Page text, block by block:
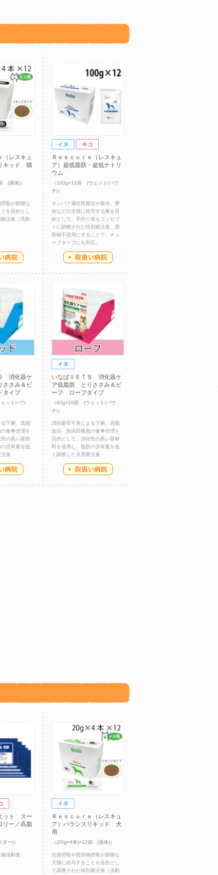
（レスキュ
キッド 猫
(液体)）
取が困難な
を目的とし
法食（流動
Ｒｅｓｃｕｒｅ（レスキュ
ア）超低脂肪・超低ナトリ
ウム
（100g×12袋 (ウェット/パウ
チ)）
タンパク漏出性腸症や腹水、膵
炎などの犬猫に給与する事を目
的として、手作り食をコンセプ
トに調整された特別療法食。固
形物不使用にすることで、チュ
ーブタイプにも対応。
消化器ケ
さみ＆ビ
タイプ
ット/パウ
下痢、高脂
食事管理を
の高い原材
含有量を低
食
いなばＶＥＴＳ 消化器ケ
ア低脂肪 とりささみ＆ビ
ーフ ローフタイプ
（60g×16袋 (ウェット/パウ
チ)）
消化吸収不良による下痢、高脂
血症、疾病回復期の食事管理を
目的として、消化性の高い原材
料を使用し、脂肪の含有量を低
く調整した犬用療法食
ット スー
リー／高脂
ー)）
流動食
Ｒｅｓｃｕｒｅ（レスキュ
ア）バランスリキッド 犬
用
（(20g×4本)×12袋 (液体)）
自発摂取や固形物摂取が困難な
犬猫に給与することを目的とし
て調整された特別療法食（流動